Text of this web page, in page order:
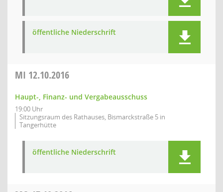
öffentliche Niederschrift
MI 12.10.2016
Haupt-, Finanz- und Vergabeausschuss
19:00 Uhr
Sitzungsraum des Rathauses, Bismarckstraße 5 in
Tangerhütte
öffentliche Niederschrift